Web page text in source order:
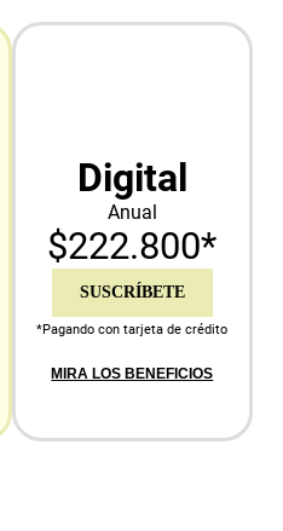
Digital
Anual
$222.800*
SUSCRÍBETE
*Pagando con tarjeta de crédito
MIRA LOS BENEFICIOS